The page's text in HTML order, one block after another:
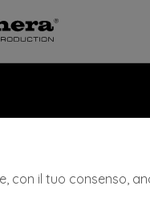
con il tuo consenso,